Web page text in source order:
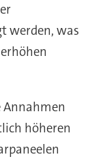
werden, was
Annahmen
höheren